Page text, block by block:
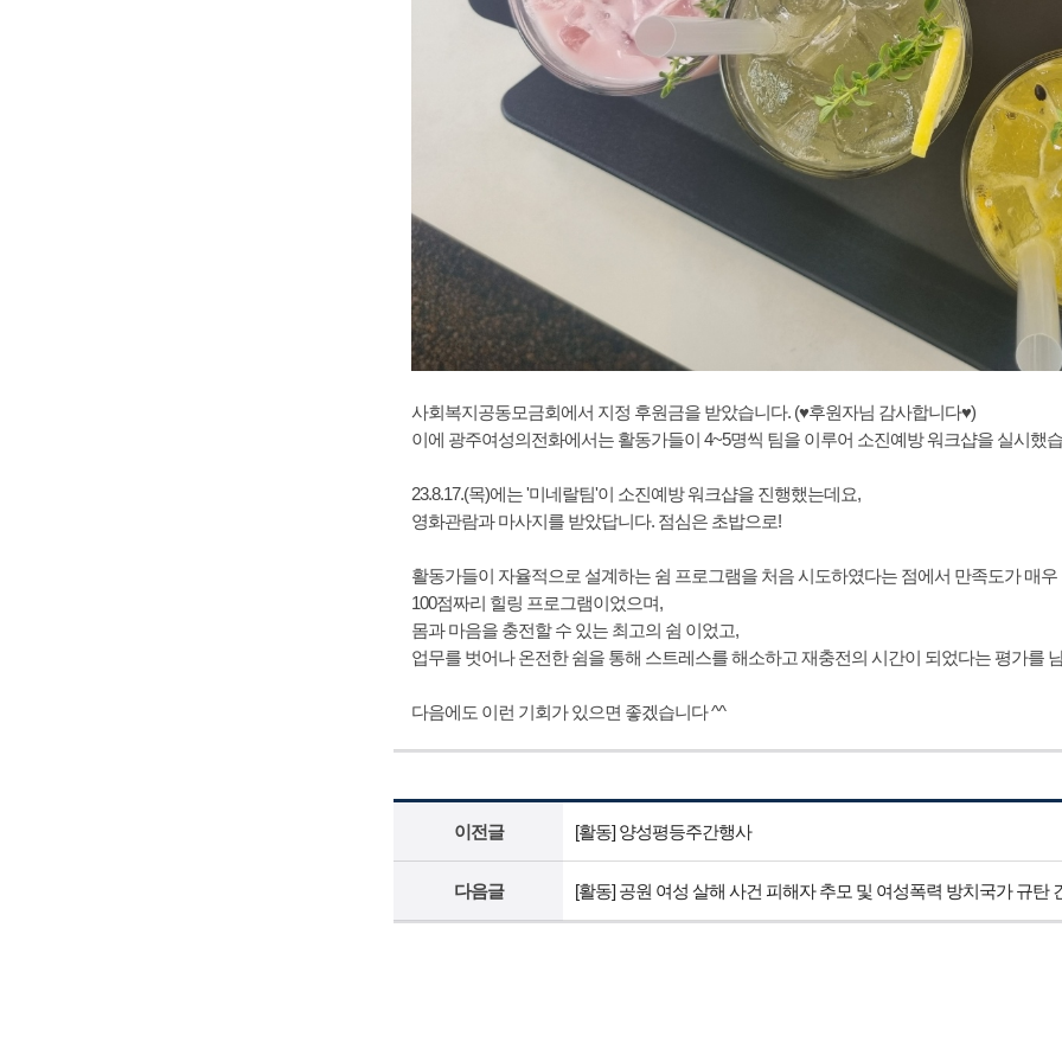
사회복지공동모금회에서 지정 후원금을 받았습니다. (♥후원자님 감사합니다♥)
이에 광주여성의전화에서는 활동가들이 4~5명씩 팀을 이루어 소진예방 워크샵을 실시했
23.8.17.(목)에는 '미네랄팀'이 소진예방 워크샵을 진행했는데요,
영화관람과 마사지를 받았답니다. 점심은 초밥으로!
활동가들이 자율적으로 설계하는 쉼 프로그램을 처음 시도하였다는 점에서 만족도가 매우
100점짜리 힐링 프로그램이었으며,
몸과 마음을 충전할 수 있는 최고의 쉼 이었고,
업무를 벗어나 온전한 쉼을 통해 스트레스를 해소하고 재충전의 시간이 되었다는 평가를
다음에도 이런 기회가 있으면 좋겠습니다 ^^
이전글 [활동] 양성평등주간행사
다음글 [활동] 공원 여성 살해 사건 피해자 추모 및 여성폭력 방치국가 규탄